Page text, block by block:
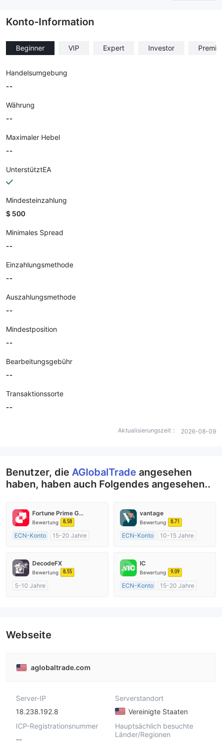
Konto-Information
Beginner VIP Expert Investor
Handelsumgebung
--
Währung
--
Maximaler Hebel
--
UnterstütztEA
Mindesteinzahlung
$ 500
Minimales Spread
--
Einzahlungsmethode
--
Auszahlungsmethode
--
Mindestposition
--
Bearbeitungsgebühr
--
Transaktionssorte
--
Aktualisierungszeit： 2026-08-09
Benutzer, die AGlobalTrade angesehen
haben, haben auch Folgendes angesehen..
Fortune Prime Global
Bewertung 8.58
ECN-Konto
15-20 Jahre
Market Making (MM)
MT4-Volllizenz
vantage
Bewertung 8.71
ECN-Konto
10-15 Jahre
Market Making (MM)
MT4-Volllizenz
DecodeFX
Bewertung 8.55
5-10 Jahre
IC
Bewertung 9.09
ECN-Konto
15-20 Jahre
Webseite
aglobaltrade.com
Server-IP
18.238.192.8
Serverstandort
Vereinigte Staaten
ICP-Registrationsnummer
--
Hauptsächlich besuchte
Länder/Regionen